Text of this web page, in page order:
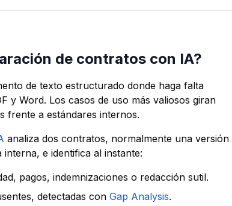
de contratos con IA?
de texto estructurado donde haga falta
y Word. Los casos de uso más valiosos giran
frente a estándares internos.
analiza dos contratos, normalmente una versión
e identifica al instante:
pagos, indemnizaciones o redacción sutil.
detectadas con Gap Analysis.